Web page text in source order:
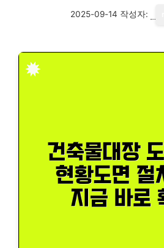
2025-09-14 작성자: